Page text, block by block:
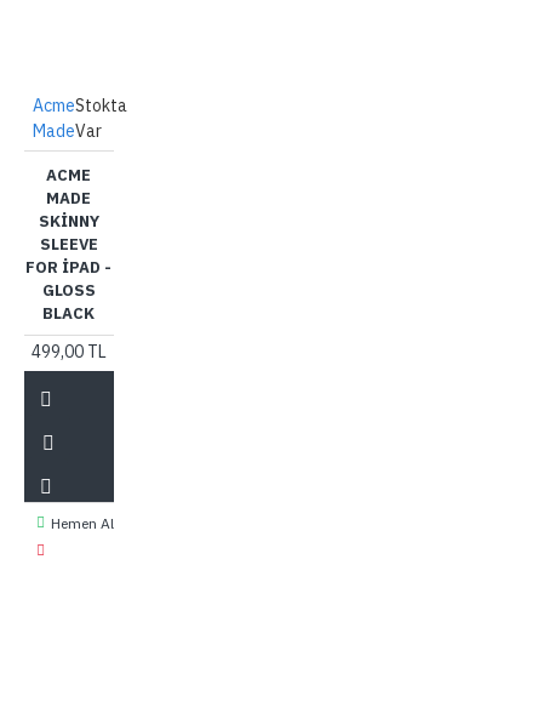
Acme
Made
Stokta
Var
ACME
MADE
SKINNY
SLEEVE
FOR IPAD -
GLOSS
BLACK
499,00 TL
Hemen Al